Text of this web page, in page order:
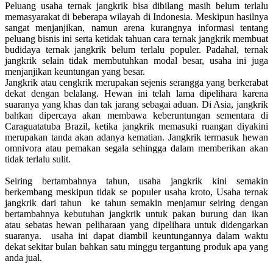
Peluang usaha ternak jangkrik bisa dibilang masih belum terlalu
memasyarakat di beberapa wilayah di Indonesia. Meskipun hasilnya
sangat menjanjikan, namun arena kurangnya informasi tentang
peluang bisnis ini serta ketidak tahuan cara ternak jangkrik membuat
budidaya ternak jangkrik belum terlalu populer. Padahal, ternak
jangkrik selain tidak membutuhkan modal besar, usaha ini juga
menjanjikan keuntungan yang besar.
Jangkrik atau cengkrik merupakan sejenis serangga yang berkerabat
dekat dengan belalang. Hewan ini telah lama dipelihara karena
suaranya yang khas dan tak jarang sebagai aduan. Di Asia, jangkrik
bahkan dipercaya akan membawa keberuntungan sementara di
Caraguatatuba Brazil, ketika jangkrik memasuki ruangan diyakini
merupakan tanda akan adanya kematian. Jangkrik termasuk hewan
omnivora atau pemakan segala sehingga dalam memberikan akan
tidak terlalu sulit.
Seiring bertambahnya tahun, usaha jangkrik kini semakin
berkembang meskipun tidak se populer usaha kroto, Usaha ternak
jangkrik dari tahun ke tahun semakin menjamur seiring dengan
bertambahnya kebutuhan jangkrik untuk pakan burung dan ikan
atau sebatas hewan peliharaan yang dipelihara untuk didengarkan
suaranya. usaha ini dapat diambil keuntungannya dalam waktu
dekat sekitar bulan bahkan satu minggu tergantung produk apa yang
anda jual.